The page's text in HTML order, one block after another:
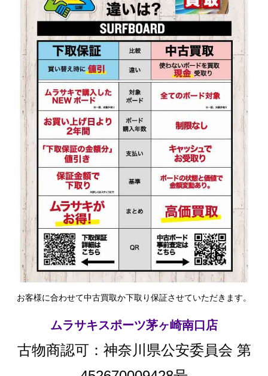
お客様に合わせて中古買取か下取り保証させていただきます。
ムラサキスポーツ茅ヶ崎南口店
古物商認可：神奈川県公安委員会 第